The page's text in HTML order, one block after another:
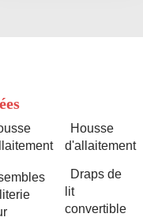
Housse
d'allaitement
Draps de
lit
convertible